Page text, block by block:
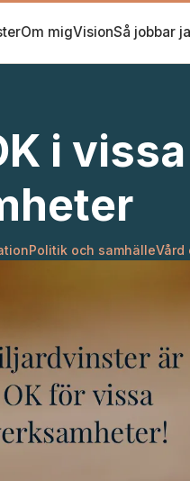
Om migVisionSå jobbar
i vissa
Politik och samhälleVård